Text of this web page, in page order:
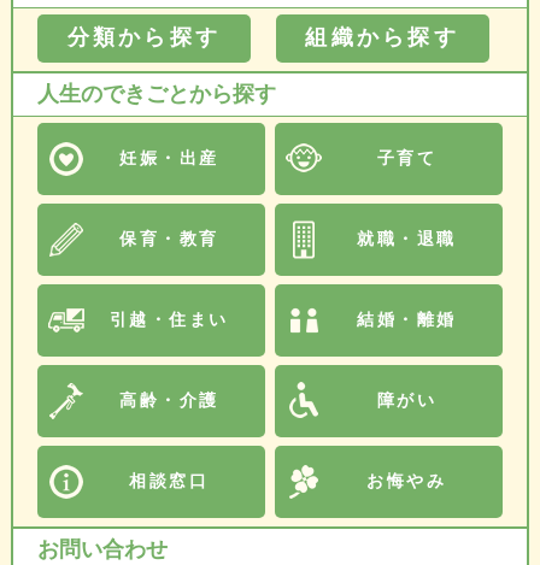
分類から探す 組織から探す
人生のできごとから探す
妊娠・出産 子育て
保育・教育 就職・退職
引越・住まい 結婚・離婚
高齢・介護 障がい
相談窓口 お悔やみ
お問い合わせ